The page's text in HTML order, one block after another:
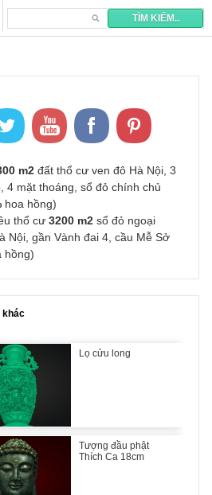
m2đất thổ cư ven đô Hà Nội, 3
4 mặt thoáng, sổ đỏ chính chủ
hoa hồng)
thổ cư 3200 m2sổ đỏ ngoại
Nội, gần Vành đai 4, cầu Mễ Sở
hồng)
khác
Lọ cửu long
Tượng đầu phật
Thích Ca 18cm